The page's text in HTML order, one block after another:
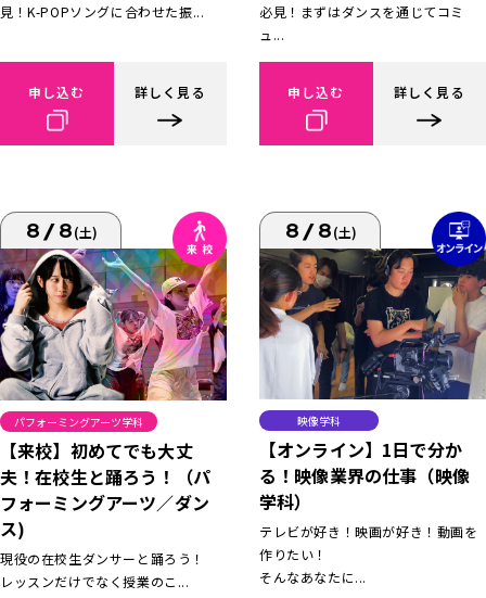
見！K-POPソングに合わせた振...
申し込む 詳しく見る
必見！まずはダンスを通じてコミ
ュ...
申し込む 詳しく見る
8/8(土)
パフォーミングアーツ学科
【来校】初めてでも大丈
夫！在校生と踊ろう！（パ
フォーミングアーツ／ダン
ス)
現役の在校生ダンサーと踊ろう！
レッスンだけでなく授業のこ...
8/8(土)
映像学科
【オンライン】1日で分か
る！映像業界の仕事（映像
学科）
テレビが好き！映画が好き！動画を
作りたい！
そんなあなたに...